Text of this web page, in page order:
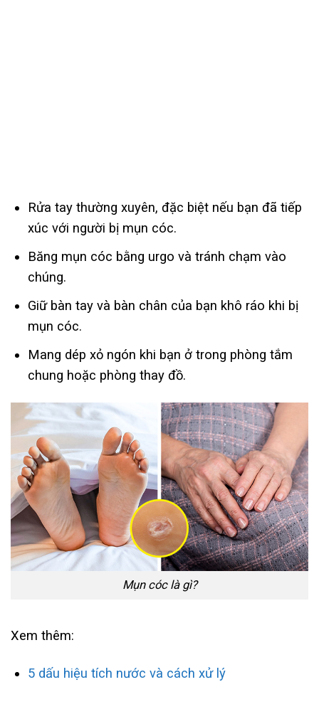
Rửa tay thường xuyên, đặc biệt nếu bạn đã tiếp
xúc với người bị mụn cóc.
Băng mụn cóc bằng urgo và tránh chạm vào
chúng.
Giữ bàn tay và bàn chân của bạn khô ráo khi bị
mụn cóc.
Mang dép xỏ ngón khi bạn ở trong phòng tắm
chung hoặc phòng thay đồ.
Mụn cóc là gì?
Xem thêm:
5 dấu hiệu tích nước và cách xử lý